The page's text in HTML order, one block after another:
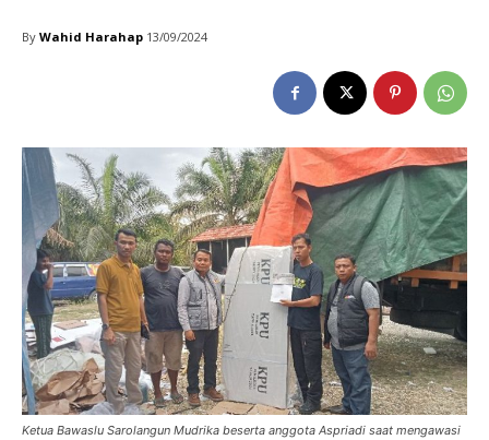
By Wahid Harahap 13/09/2024
Ketua Bawaslu Sarolangun Mudrika beserta anggota Aspriadi saat mengawasi